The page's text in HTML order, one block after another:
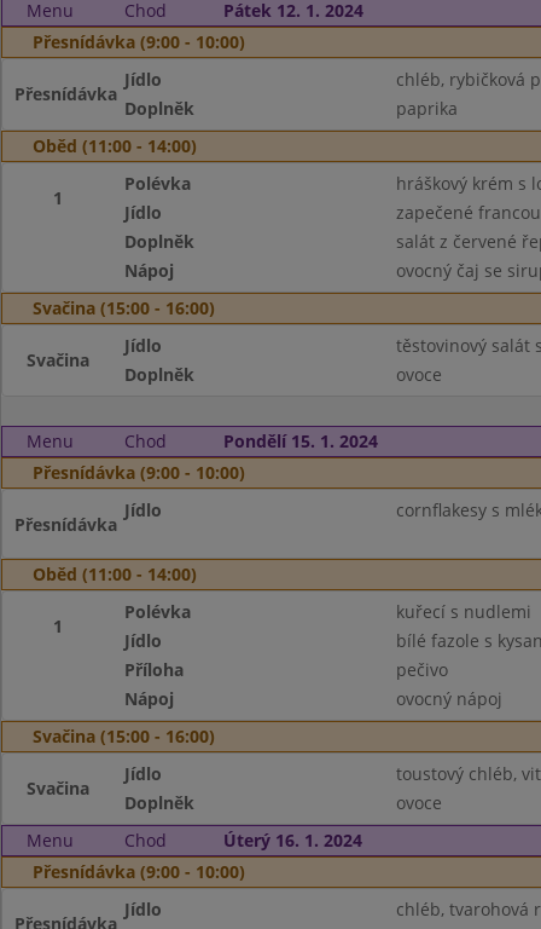
Menu Chod
Pátek 12. 1. 2024
Přesnídávka (9:00 - 10:00)
Přesnídávka
Jídlo
chléb, rybičková
Doplněk
paprika
Oběd (11:00 - 14:00)
1
Polévka
hráškový krém s
Jídlo
zapečené
Doplněk
salát z červené
Nápoj
ovocný čaj se
Svačina (15:00 - 16:00)
Svačina
Jídlo
těstovinový salát
Doplněk
ovoce
Menu Chod
Pondělí 15. 1. 2024
Přesnídávka (9:00 - 10:00)
Přesnídávka
Jídlo cornflakesy s
Oběd (11:00 - 14:00)
1
Polévka
kuřecí s nudlemi
Jídlo
bílé fazole s
Příloha
pečivo
Nápoj
ovocný nápoj
Svačina (15:00 - 16:00)
Svačina
Jídlo
toustový chléb,
Doplněk
ovoce
Menu
Chod
Úterý 16. 1. 2024
Přesnídávka (9:00 - 10:00)
Přesnídávka
Jídlo
chléb, tvarohová